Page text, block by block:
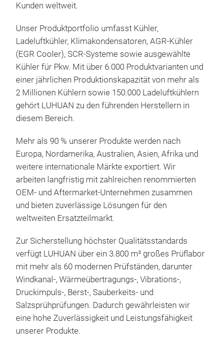
Kunden weltweit.
Unser Produktportfolio umfasst Kühler,
Ladeluftkühler, Klimakondensatoren, AGR-Kühler
(EGR Cooler), SCR-Systeme sowie ausgewählte
Kühler für Pkw. Mit über 6.000 Produktvarianten und
einer jährlichen Produktionskapazität von mehr als
2 Millionen Kühlern sowie 150.000 Ladeluftkühlern
gehört LUHUAN zu den führenden Herstellern in
diesem Bereich.
Mehr als 90 % unserer Produkte werden nach
Europa, Nordamerika, Australien, Asien, Afrika und
weitere internationale Märkte exportiert. Wir
arbeiten langfristig mit zahlreichen renommierten
OEM- und Aftermarket-Unternehmen zusammen
und bieten zuverlässige Lösungen für den
weltweiten Ersatzteilmarkt.
Zur Sicherstellung höchster Qualitätsstandards
verfügt LUHUAN über ein 3.800 m² großes Prüflabor
mit mehr als 60 modernen Prüfständen, darunter
Windkanal-, Wärmeübertragungs-, Vibrations-,
Druckimpuls-, Berst-, Sauberkeits- und
Salzsprühprüfungen. Dadurch gewährleisten wir
eine hohe Zuverlässigkeit und Leistungsfähigkeit
unserer Produkte.